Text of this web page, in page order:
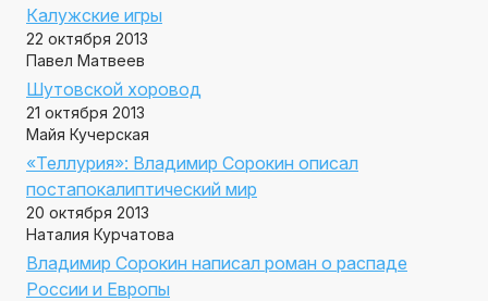
Калужские игры
22 октября 2013
Павел Матвеев
Шутовской хоровод
21 октября 2013
Майя Кучерская
«Теллурия»: Владимир Сорокин описал
постапокалиптический мир
20 октября 2013
Наталия Курчатова
Владимир Сорокин написал роман о распаде
России и Европы